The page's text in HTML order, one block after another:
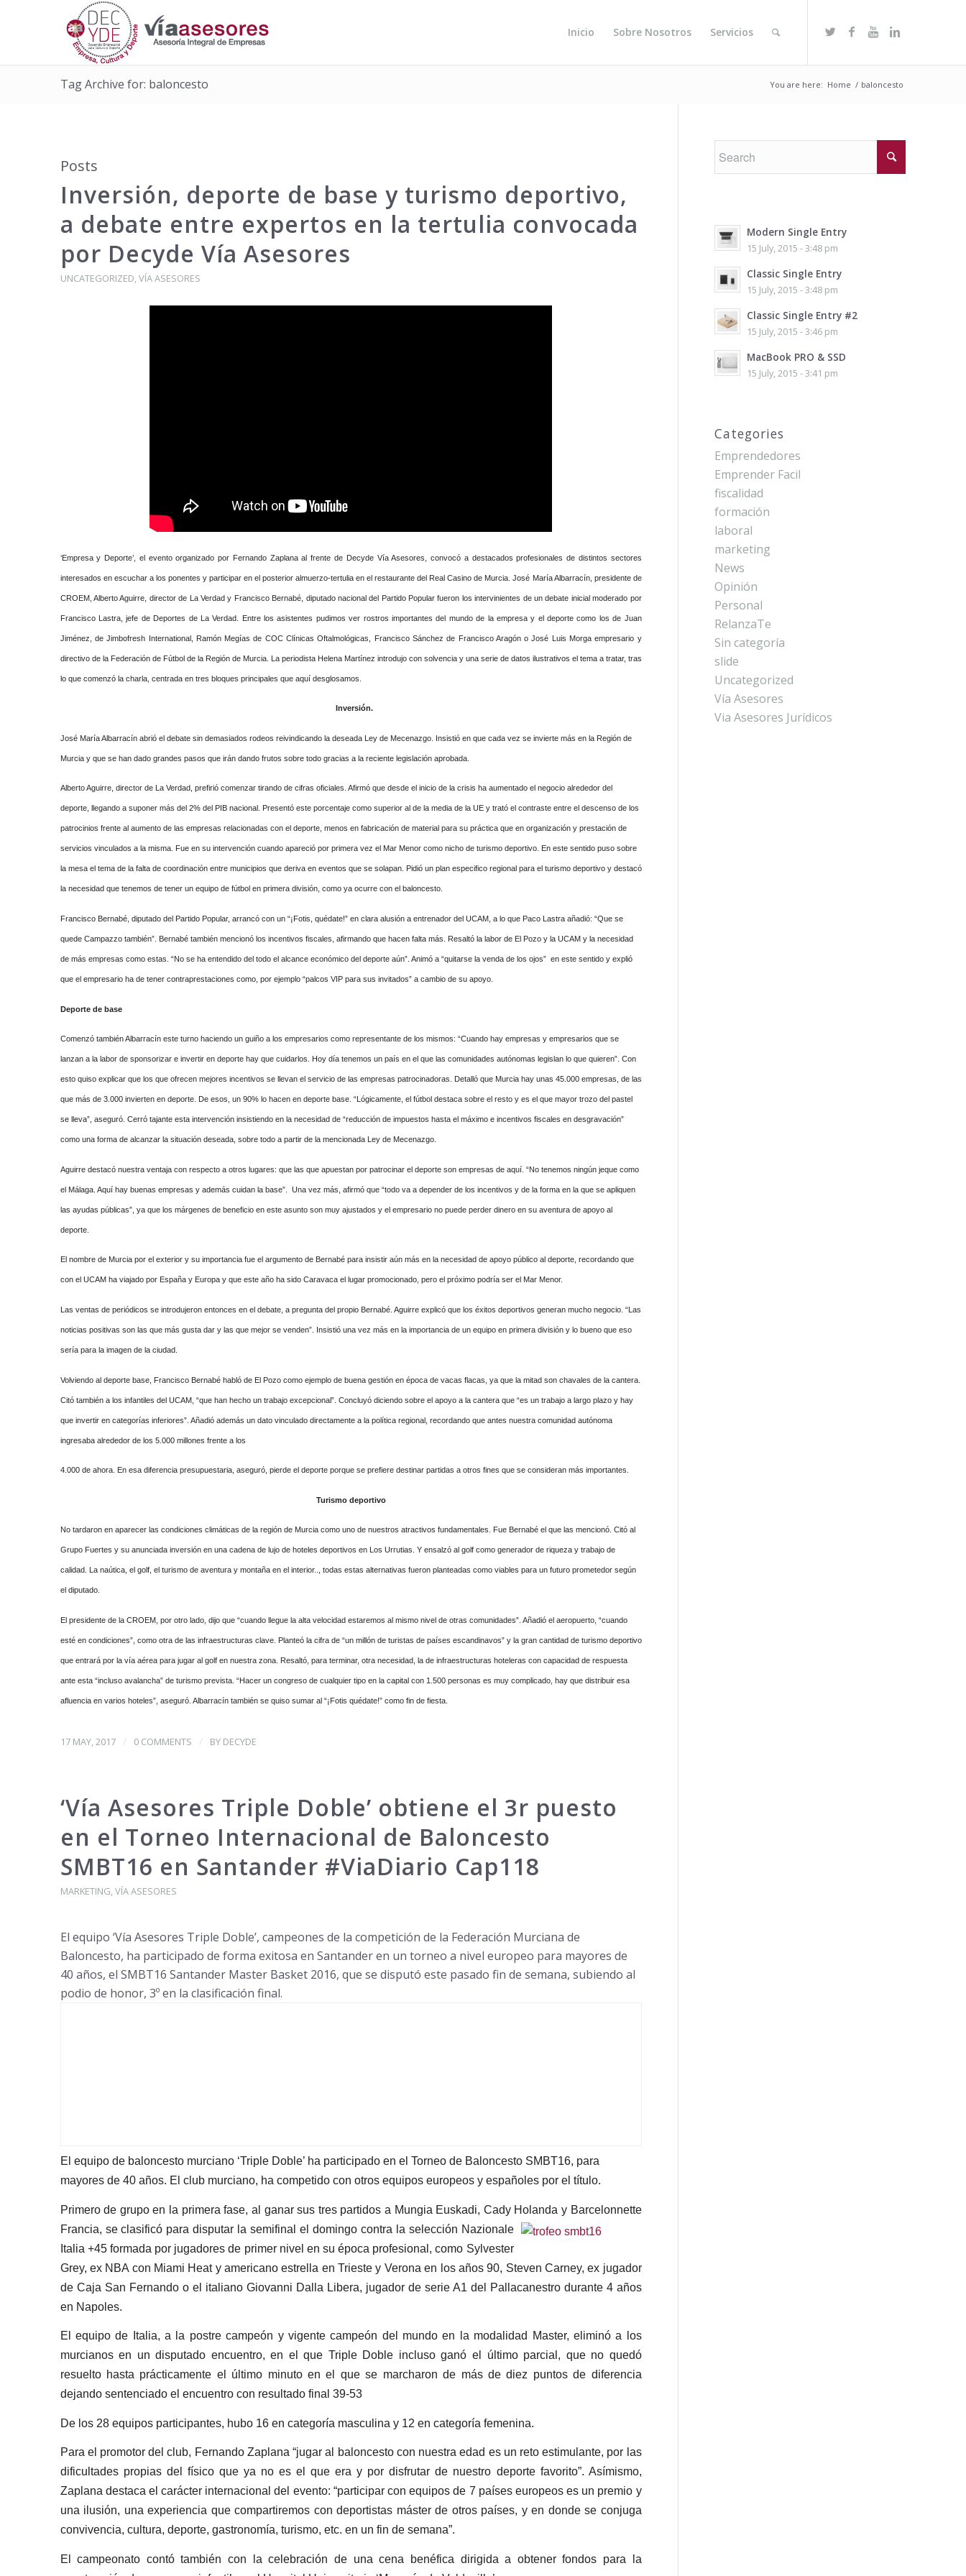
Inicio Sobre Nosotros Servicios
Tag Archive for: baloncesto You are here: Home / baloncesto
Posts
Inversión, deporte de base y turismo deportivo,
a debate entre expertos en la tertulia convocada
por Decyde Vía Asesores
UNCATEGORIZED,VÍA ASESORES
‘Empresa y Deporte’, el evento organizado por Fernando Zaplana al frente de Decyde Vía Asesores, convocó a destacados profesionales de distintos sectores
interesados en escuchar a los ponentes y participar en el posterior almuerzo-tertulia en el restaurante del Real Casino de Murcia. José María Albarracín, presidente de
CROEM, Alberto Aguirre, director de La Verdad y Francisco Bernabé, diputado nacional del Partido Popular fueron los intervinientes de un debate inicial moderado por
Francisco Lastra, jefe de Deportes de La Verdad. Entre los asistentes pudimos ver rostros importantes del mundo de la empresa y el deporte como los de Juan
Jiménez, de Jimbofresh International, Ramón Megías de COC Clínicas Oftalmológicas, Francisco Sánchez de Francisco Aragón o José Luis Morga empresario y
directivo de la Federación de Fútbol de la Región de Murcia. La periodista Helena Martínez introdujo con solvencia y una serie de datos ilustrativos el tema a tratar, tras
lo que comenzó la charla, centrada en tres bloques principales que aquí desglosamos.
Inversión.
José María Albarracín abrió el debate sin demasiados rodeos reivindicando la deseada Ley de Mecenazgo. Insistió en que cada vez se invierte más en la Región de
Murcia y que se han dado grandes pasos que irán dando frutos sobre todo gracias a la reciente legislación aprobada.
Alberto Aguirre, director de La Verdad, prefirió comenzar tirando de cifras oficiales. Afirmó que desde el inicio de la crisis ha aumentado el negocio alrededor del
deporte, llegando a suponer más del 2% del PIB nacional. Presentó este porcentaje como superior al de la media de la UE y trató el contraste entre el descenso de los
patrocinios frente al aumento de las empresas relacionadas con el deporte, menos en fabricación de material para su práctica que en organización y prestación de
servicios vinculados a la misma. Fue en su intervención cuando apareció por primera vez el Mar Menor como nicho de turismo deportivo. En este sentido puso sobre
la mesa el tema de la falta de coordinación entre municipios que deriva en eventos que se solapan. Pidió un plan especifico regional para el turismo deportivo y destacó
la necesidad que tenemos de tener un equipo de fútbol en primera división, como ya ocurre con el baloncesto.
Francisco Bernabé, diputado del Partido Popular, arrancó con un “¡Fotis, quédate!” en clara alusión a entrenador del UCAM, a lo que Paco Lastra añadió: “Que se
quede Campazzo también”. Bernabé también mencionó los incentivos fiscales, afirmando que hacen falta más. Resaltó la labor de El Pozo y la UCAM y la necesidad
de más empresas como estas. “No se ha entendido del todo el alcance económico del deporte aún”. Animó a “quitarse la venda de los ojos” en este sentido y explió
que el empresario ha de tener contraprestaciones como, por ejemplo “palcos VIP para sus invitados” a cambio de su apoyo.
Deporte de base
Comenzó también Albarracín este turno haciendo un guiño a los empresarios como representante de los mismos: “Cuando hay empresas y empresarios que se
lanzan a la labor de sponsorizar e invertir en deporte hay que cuidarlos. Hoy día tenemos un país en el que las comunidades autónomas legislan lo que quieren”. Con
esto quiso explicar que los que ofrecen mejores incentivos se llevan el servicio de las empresas patrocinadoras. Detalló que Murcia hay unas 45.000 empresas, de las
que más de 3.000 invierten en deporte. De esos, un 90% lo hacen en deporte base. “Lógicamente, el fútbol destaca sobre el resto y es el que mayor trozo del pastel
se lleva”, aseguró. Cerró tajante esta intervención insistiendo en la necesidad de “reducción de impuestos hasta el máximo e incentivos fiscales en desgravación”
como una forma de alcanzar la situación deseada, sobre todo a partir de la mencionada Ley de Mecenazgo.
Aguirre destacó nuestra ventaja con respecto a otros lugares: que las que apuestan por patrocinar el deporte son empresas de aquí. “No tenemos ningún jeque como
el Málaga. Aquí hay buenas empresas y además cuidan la base”. Una vez más, afirmó que “todo va a depender de los incentivos y de la forma en la que se apliquen
las ayudas públicas”, ya que los márgenes de beneficio en este asunto son muy ajustados y el empresario no puede perder dinero en su aventura de apoyo al
deporte.
El nombre de Murcia por el exterior y su importancia fue el argumento de Bernabé para insistir aún más en la necesidad de apoyo público al deporte, recordando que
con el UCAM ha viajado por España y Europa y que este año ha sido Caravaca el lugar promocionado, pero el próximo podría ser el Mar Menor.
Las ventas de periódicos se introdujeron entonces en el debate, a pregunta del propio Bernabé. Aguirre explicó que los éxitos deportivos generan mucho negocio. “Las
noticias positivas son las que más gusta dar y las que mejor se venden”. Insistió una vez más en la importancia de un equipo en primera división y lo bueno que eso
sería para la imagen de la ciudad.
Volviendo al deporte base, Francisco Bernabé habló de El Pozo como ejemplo de buena gestión en época de vacas flacas, ya que la mitad son chavales de la cantera.
Citó también a los infantiles del UCAM, “que han hecho un trabajo excepcional”. Concluyó diciendo sobre el apoyo a la cantera que “es un trabajo a largo plazo y hay
que invertir en categorías inferiores”. Añadió además un dato vinculado directamente a la política regional, recordando que antes nuestra comunidad autónoma
ingresaba alrededor de los 5.000 millones frente a los
4.000 de ahora. En esa diferencia presupuestaria, aseguró, pierde el deporte porque se prefiere destinar partidas a otros fines que se consideran más importantes.
Turismo deportivo
No tardaron en aparecer las condiciones climáticas de la región de Murcia como uno de nuestros atractivos fundamentales. Fue Bernabé el que las mencionó. Citó al
Grupo Fuertes y su anunciada inversión en una cadena de lujo de hoteles deportivos en Los Urrutias. Y ensalzó al golf como generador de riqueza y trabajo de
calidad. La naútica, el golf, el turismo de aventura y montaña en el interior.., todas estas alternativas fueron planteadas como viables para un futuro prometedor según
el diputado.
El presidente de la CROEM, por otro lado, dijo que “cuando llegue la alta velocidad estaremos al mismo nivel de otras comunidades”. Añadió el aeropuerto, “cuando
esté en condiciones”, como otra de las infraestructuras clave. Planteó la cifra de “un millón de turistas de países escandinavos” y la gran cantidad de turismo deportivo
que entrará por la vía aérea para jugar al golf en nuestra zona. Resaltó, para terminar, otra necesidad, la de infraestructuras hoteleras con capacidad de respuesta
ante esta “incluso avalancha” de turismo prevista. “Hacer un congreso de cualquier tipo en la capital con 1.500 personas es muy complicado, hay que distribuir esa
afluencia en varios hoteles”, aseguró. Albarracín también se quiso sumar al “¡Fotis quédate!” como fin de fiesta.
17 MAY, 2017 / 0 COMMENTS / BY DECYDE
‘Vía Asesores Triple Doble’ obtiene el 3r puesto
en el Torneo Internacional de Baloncesto
SMBT16 en Santander #ViaDiario Cap118
MARKETING VÍA ASESORES
El equipo ‘Vía Asesores Triple Doble’, campeones de la competición de la Federación Murciana de
Baloncesto, ha participado de forma exitosa en Santander en un torneo a nivel europeo para mayores de
40 años, el SMBT16 Santander Master Basket 2016, que se disputó este pasado fin de semana, subiendo al
podio de honor, 3º en la clasificación final.
El equipo de baloncesto murciano ‘Triple Doble’ ha participado en el Torneo de Baloncesto SMBT16, para
mayores de 40 años. El club murciano, ha competido con otros equipos europeos y españoles por el título.
Primero de grupo en la primera fase, al ganar sus tres partidos a Mungia Euskadi, Cady Holanda y Barcelonnette
Francia, se clasificó para disputar la semifinal el domingo contra la selección Nazional e
Italia +45 formada por jugadores de primer nivel en su época profesional, como Sylvester
Grey, ex NBA con Miami Heat y americano estrella en Trieste y Verona en los años 90, Steven Carney, ex jugador
de Caja San Fernando o el italiano Giovanni Dalla Libera, jugador de serie A1 del Pallacanestro durante 4 años
en Napoles.
El equipo de Italia, a la postre campeón y vigente campeón del mundo en la modalidad Master, eliminó a los
murcianos en un disputado encuentro, en el que Triple Doble incluso ganó el último parcial, que no quedó
resuelto hasta prácticamente el último minuto en el que se marcharon de más de diez puntos de diferencia
dejando sentenciado el encuentro con resultado final 39-53
De los 28 equipos participantes, hubo 16 en categoría masculina y 12 en categoría femenina.
Para el promotor del club, Fernando Zaplana “jugar al baloncesto con nuestra edad es un reto estimulante, por las
dificultades propias del físico que ya no es el que era y por disfrutar de nuestro deporte favorito”. Asímismo,
Zaplana destaca el carácter internacional del evento: “participar con equipos de 7 países europeos es un premio y
una ilusión, una experiencia que compartiremos con deportistas máster de otros países, y en donde se conjuga
convivencia, cultura, deporte, gastronomía, turismo, etc. en un fin de semana”.
El campeonato contó también con la celebración de una cena benéfica dirigida a obtener fondos para la
Modern Single Entry
15 July, 2015 - 3:48 pm
Classic Single Entry
15 July, 2015 - 3:48 pm
Classic Single Entry #2
15 July, 2015 - 3:46 pm
MacBook PRO & SSD
15 July, 2015 - 3:41 pm
Categories
Emprendedores
Emprender Facil
fiscalidad
formación
laboral
marketing
News
Opinión
Personal
RelanzaTe
Sin categoría
slide
Uncategorized
Vía Asesores
Via Asesores Jurídicos